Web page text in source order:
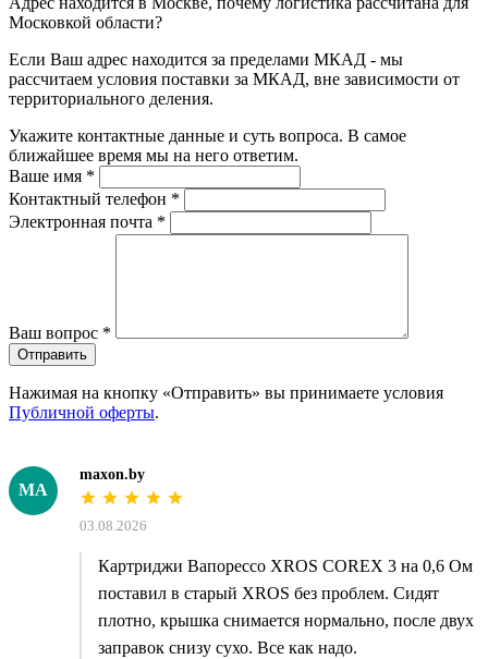
Московкой области?
Если Ваш адрес находится за пределами МКАД - мы
рассчитаем условия поставки за МКАД, вне зависимости от
территориального деления.
Укажите контактные данные и суть вопроса. В самое
ближайшее время мы на него ответим.
Ваше имя *
Контактный телефон *
Электронная почта *
Ваш вопрос *
Отправить
Нажимая на кнопку «Отправить» вы принимаете условия
Публичной оферты.
MA
maxon.by
03.08.2026
Картриджи Вапорессо XROS COREX 3 на 0,6 Ом
поставил в старый XROS без проблем. Сидят
плотно, крышка снимается нормально, после двух
заправок снизу сухо. Все как надо.